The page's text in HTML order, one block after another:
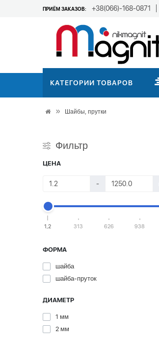
ПРИЁМ ЗАКАЗОВ: +38(066)-168-0871
КАТЕГОРИИ ТОВАРОВ
Шайбы, прутки
Фильтр
ЦЕНА
-
1,2 313 626 938
ФОРМА
шайба
шайба-пруток
ДИАМЕТР
1 мм
2 мм